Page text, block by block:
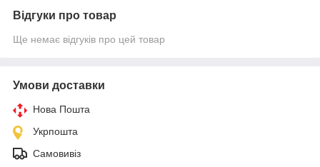
Відгуки про товар
Ще немає відгуків про цей товар
Умови доставки
Нова Пошта
Укрпошта
Самовивіз